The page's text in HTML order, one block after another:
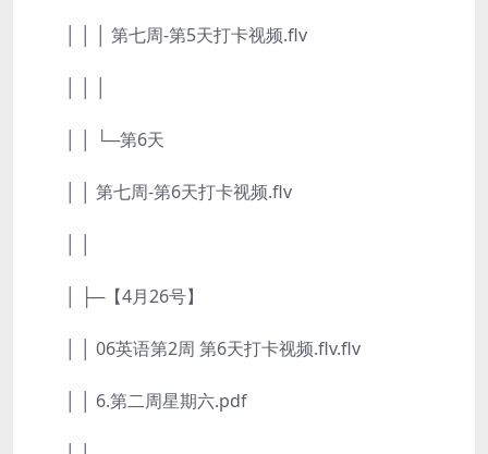
│ │ │ 第七周-第5天打卡视频.flv
│ │ └─第6天
│ │ 第七周-第6天打卡视频.flv
│ ├─【4月26号】
│ │ 06英语第2周 第6天打卡视频.flv.flv
│ │ 6.第二周星期六.pdf